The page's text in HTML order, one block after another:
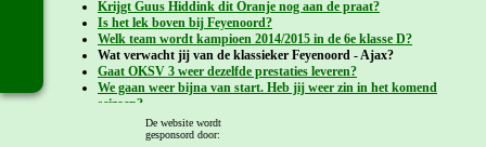
Krijgt Guus Hiddink dit Oranje nog aan de praat?
Is het lek boven bij Feyenoord?
Welk team wordt kampioen 2014/2015 in de 6e klasse D?
Wat verwacht jij van de klassieker Feyenoord - Ajax?
Gaat OKSV 3 weer dezelfde prestaties leveren?
We gaan weer bijna van start. Heb jij weer zin in het komend
seizoen?
Kom jij ook komende zondag (20 juli) naar de Zomermarkt 2014 in
Overlangel?
De website wordt
gesponsord door: